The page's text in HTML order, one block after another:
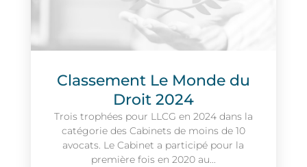
Classement Le Monde du
Droit 2024
Trois trophées pour LLCG en 2024 dans la
catégorie des Cabinets de moins de 10
avocats. Le Cabinet a participé pour la
première fois en 2020 au...